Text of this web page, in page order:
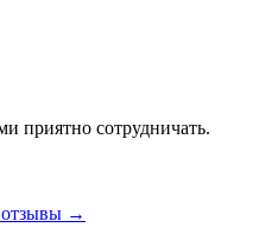
приятно сотрудничать.
отзывы →